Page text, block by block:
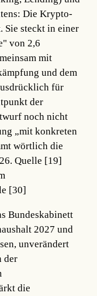
Die Krypto-
. Sie steckt in einer
von 2,6
mit
und dem
für
der
noch nicht
„mit konkreten
wörtlich die
Quelle [19]
[30]
Bundeskabinett
2027 und
unverändert
der
die